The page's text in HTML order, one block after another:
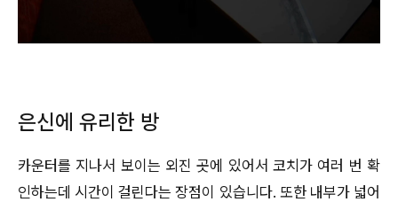
은신에 유리한 방
카운터를 지나서 보이는 외진 곳에 있어서 코치가 여러 번 확
인하는데 시간이 걸린다는 장점이 있습니다. 또한 내부가 넓어